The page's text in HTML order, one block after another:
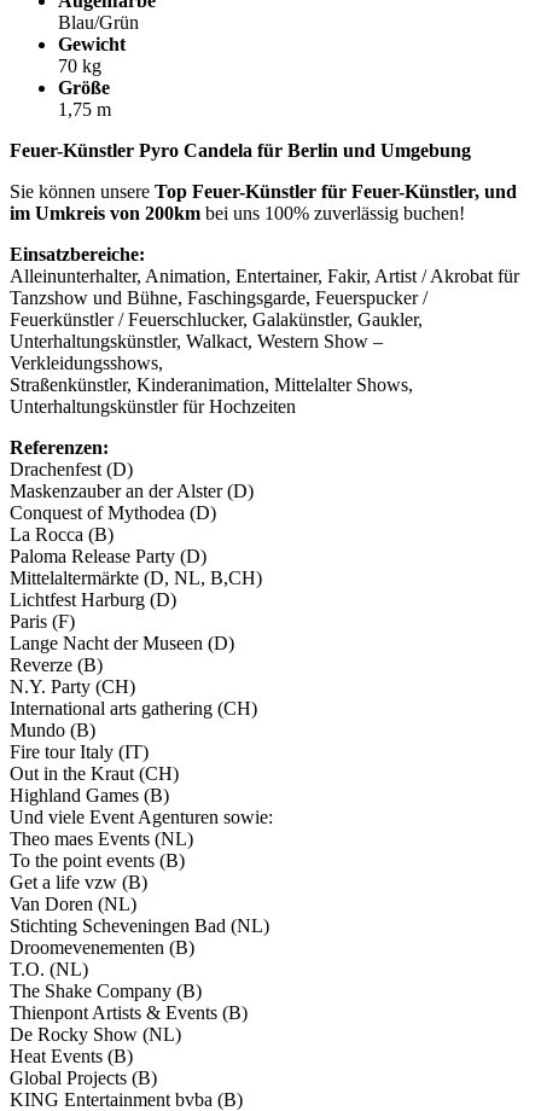
Blau/Grün
Gewicht
70 kg
Größe
1,75 m
Feuer-Künstler Pyro Candela für Berlin und Umgebung
Sie können unsere Top Feuer-Künstler für Feuer-Künstler, und
im Umkreis von 200km bei uns 100% zuverlässig buchen!
Einsatzbereiche:
Alleinunterhalter, Animation, Entertainer, Fakir, Artist / Akrobat für
Tanzshow und Bühne, Faschingsgarde, Feuerspucker /
Feuerkünstler / Feuerschlucker, Galakünstler, Gaukler,
Unterhaltungskünstler, Walkact, Western Show –
Verkleidungsshows,
Straßenkünstler, Kinderanimation, Mittelalter Shows,
Unterhaltungskünstler für Hochzeiten
Referenzen:
Drachenfest (D)
Maskenzauber an der Alster (D)
Conquest of Mythodea (D)
La Rocca (B)
Paloma Release Party (D)
Mittelaltermärkte (D, NL, B,CH)
Lichtfest Harburg (D)
Paris (F)
Lange Nacht der Museen (D)
Reverze (B)
N.Y. Party (CH)
International arts gathering (CH)
Mundo (B)
Fire tour Italy (IT)
Out in the Kraut (CH)
Highland Games (B)
Und viele Event Agenturen sowie:
Theo maes Events (NL)
To the point events (B)
Get a life vzw (B)
Van Doren (NL)
Stichting Scheveningen Bad (NL)
Droomevenementen (B)
T.O. (NL)
The Shake Company (B)
Thienpont Artists & Events (B)
De Rocky Show (NL)
Heat Events (B)
Global Projects (B)
KING Entertainment bvba (B)